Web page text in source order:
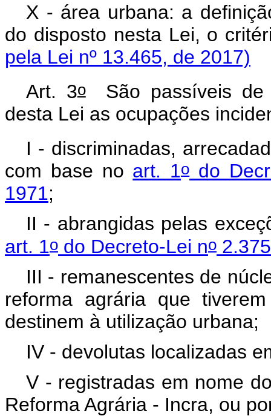
X - área urbana: a
do disposto nesta Lei,
pela Lei nº 13.465, de 2017)
Art. 3oSão passíveis de
desta Lei as ocupações
I - discriminadas,
com base no art. 1odo
1971;
II - abrangidas pelas
art. 1o do Decreto-Lei no
III - remanescentes de
reforma agrária que
destinem à utilização urbana;
IV - devolutas localizadas
V - registradas em nome
Reforma Agrária - Incra, ou